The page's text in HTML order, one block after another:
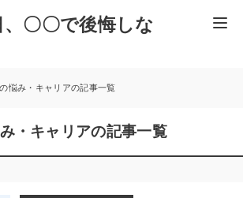
〇〇で後悔しな
悩み・キャリアの記事一覧
・キャリアの記事一覧